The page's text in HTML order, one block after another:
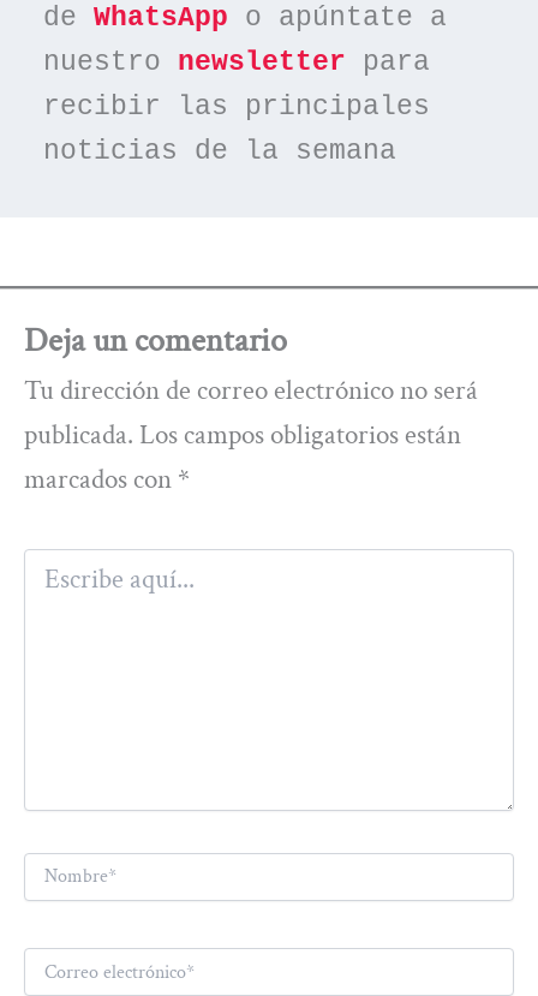
de WhatsApp o apúntate a
nuestro newsletter para
recibir las principales
noticias de la semana
Deja un comentario
Tu dirección de correo electrónico no será
publicada. Los campos obligatorios están
marcados con *
aquí...
Nombre*
electrónico*